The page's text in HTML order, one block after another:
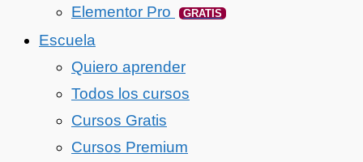
Elementor Pro
GRATIS
Escuela
Quiero aprender
Todos los cursos
Cursos Gratis
Cursos Premium